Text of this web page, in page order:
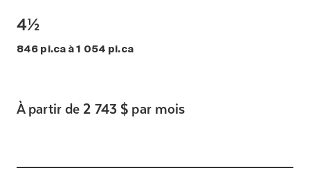
4½
846 pi.ca à 1 054 pi.ca
À partir de 2 743 $ par mois